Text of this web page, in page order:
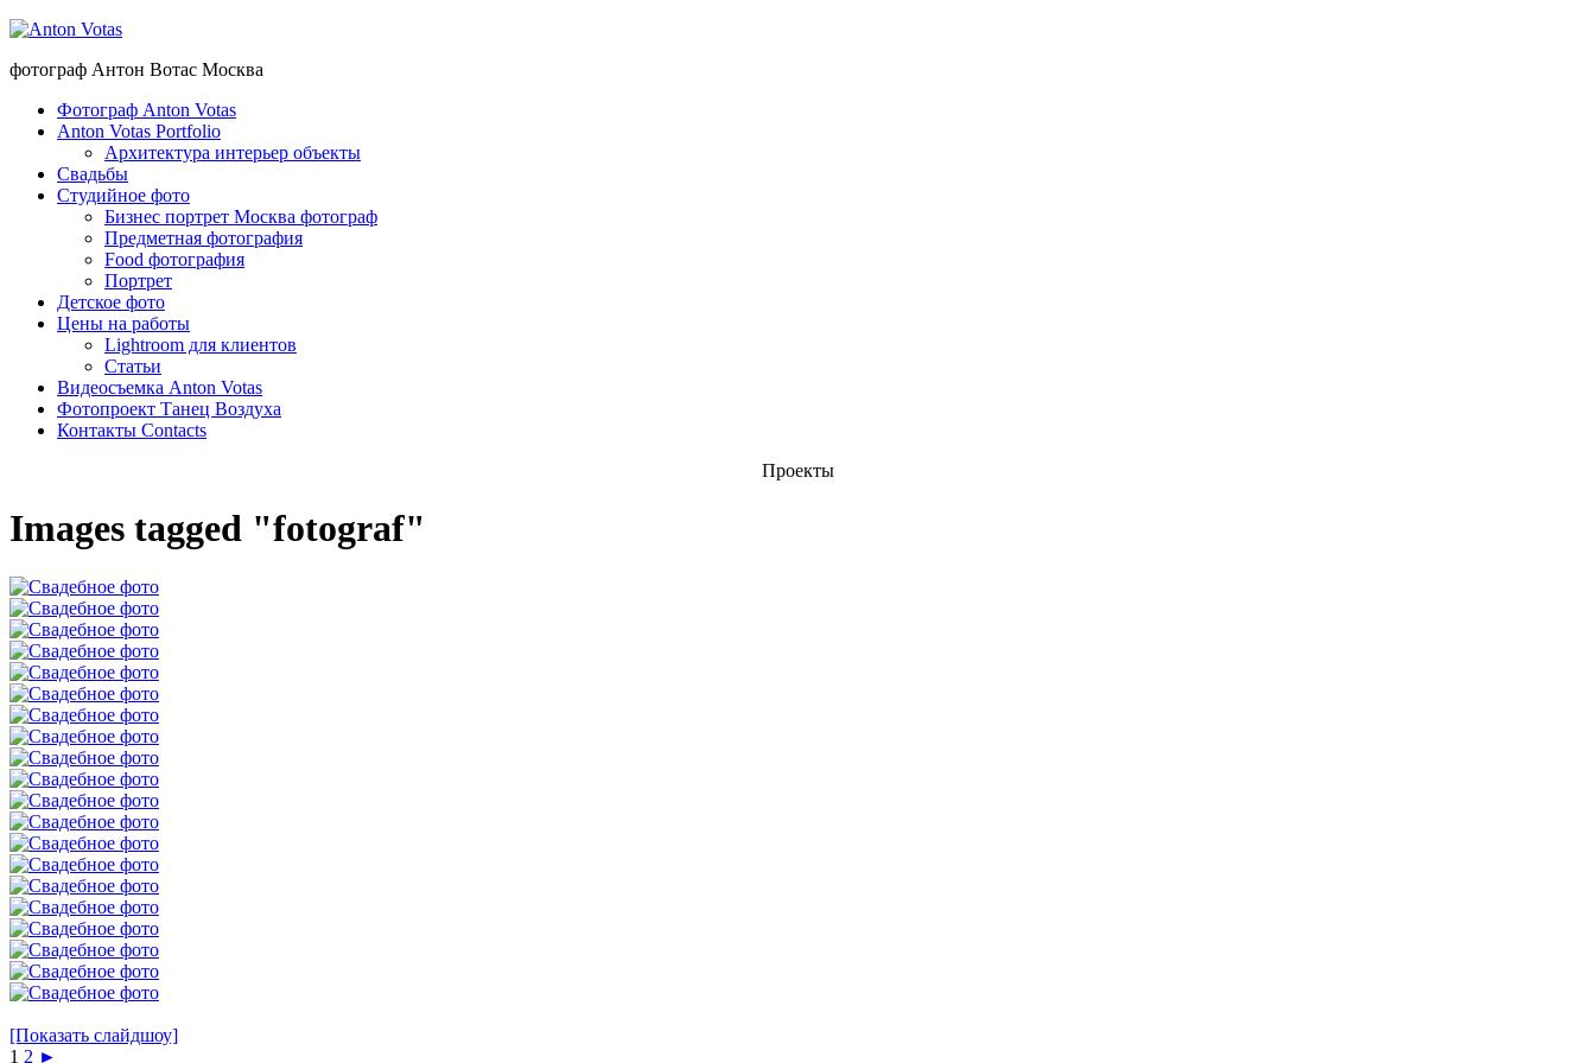
фотограф Антон Вотас Москва
Фотограф Anton Votas
Anton Votas Portfolio
Архитектура интерьер объекты
Свадьбы
Студийное фото
Бизнес портрет Москва фотограф
Предметная фотография
Food фотография
Портрет
Детское фото
Цены на работы
Lightroom для клиентов
Статьи
Видеосъемка Anton Votas
Фотопроект Танец Воздуха
Контакты Contacts
Проекты
Images tagged "fotograf"
[Показать слайдшоу]
1 2 ►